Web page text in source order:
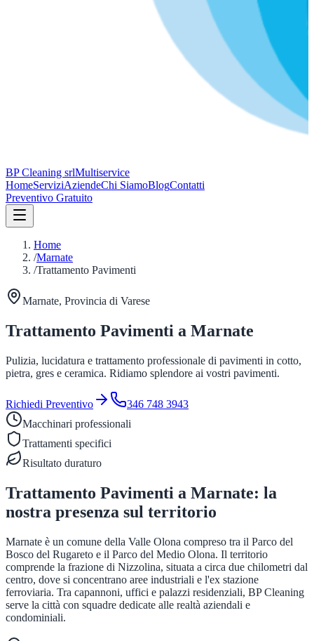
BP Cleaning srlMultiservice
HomeServiziAziendeChi SiamoBlogContatti
Preventivo Gratuito
Home
/Marnate
/Trattamento Pavimenti
Marnate, Provincia di Varese
Trattamento Pavimenti a Marnate
Pulizia, lucidatura e trattamento professionale di pavimenti in cotto,
pietra, gres e ceramica. Ridiamo splendore ai vostri pavimenti.
Richiedi Preventivo
346 748 3943
Macchinari professionali
Trattamenti specifici
Risultato duraturo
Trattamento Pavimenti a Marnate: la
nostra presenza sul territorio
Marnate è un comune della Valle Olona compreso tra il Parco del
Bosco del Rugareto e il Parco del Medio Olona. Il territorio
comprende la frazione di Nizzolina, situata a circa due chilometri dal
centro, dove si concentrano aree industriali e l'ex stazione
ferroviaria. Tra capannoni, uffici e palazzi residenziali, BP Cleaning
serve la città con squadre dedicate alle realtà aziendali e
condominiali.